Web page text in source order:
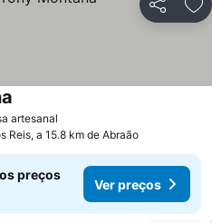
Partilhar
artesanal
Reis, a 15.8 km de Abraão
preços
Ver preços